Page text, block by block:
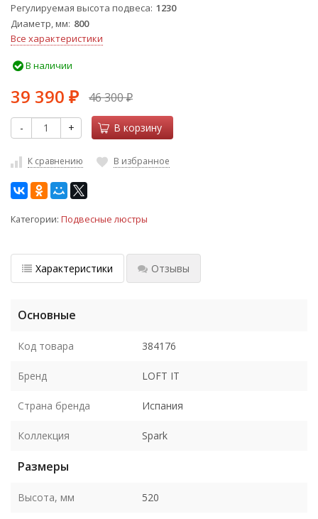
Регулируемая высота подвеса 1230
Диаметр, мм 800
Все характеристики
В наличии
39 390 ₽ 46 300₽
- + В корзину
К сравнению В избранное
Категории: Подвесные люстры
Характеристики Отзывы
Основные
Код товара 384176
Бренд LOFT IT
Страна бренда Испания
Коллекция Spark
Размеры
Высота, мм 520